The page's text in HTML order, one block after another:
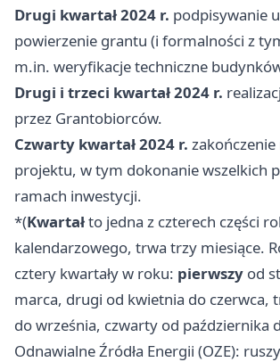
Drugi kwartał 2024 r. podpisywanie
powierzenie grantu (i formalności z
m.in. weryfikacje techniczne
Drugi i trzeci kwartał 2024 r.
przez Grantobiorców.
Czwarty kwartał 2024 r. zakończenie
projektu, w tym dokonanie wszelkich
ramach inwestycji.
*(Kwartałto jedna z czterech części
kalendarzowego, trwa trzy miesiące.
cztery kwartały w roku: pierwszy od
marca, drugi od kwietnia do czerwca,
do września, czwarty od października
Odnawialne Źródła Energii (OZE):